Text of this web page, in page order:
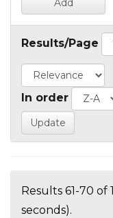
Results/Page
In order
Results 61-70 of
seconds).